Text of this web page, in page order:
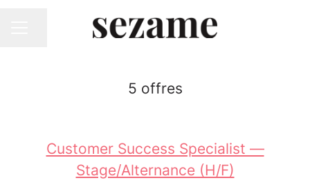
MENU CARRIÈRE
Partager la page
5 offres
Customer Success Specialist —
Stage/Alternance (H/F)